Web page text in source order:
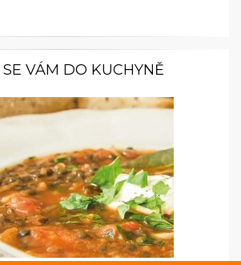
VÁM DO KUCHYNĚ